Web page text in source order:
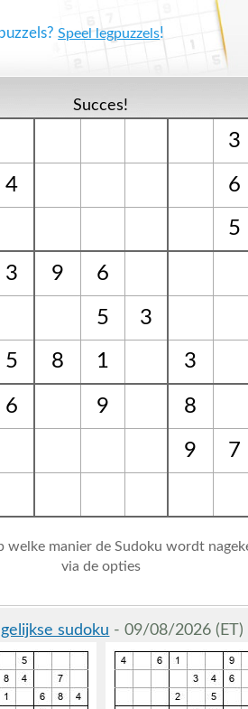
Speel legpuzzels!
Succes!
3
4
6
5
3 9 6
5 3
5 8 1 3
6 9 8
9
7
welke manier de Sudoku wordt
via de opties
sudoku - 09/08/2026 (ET)